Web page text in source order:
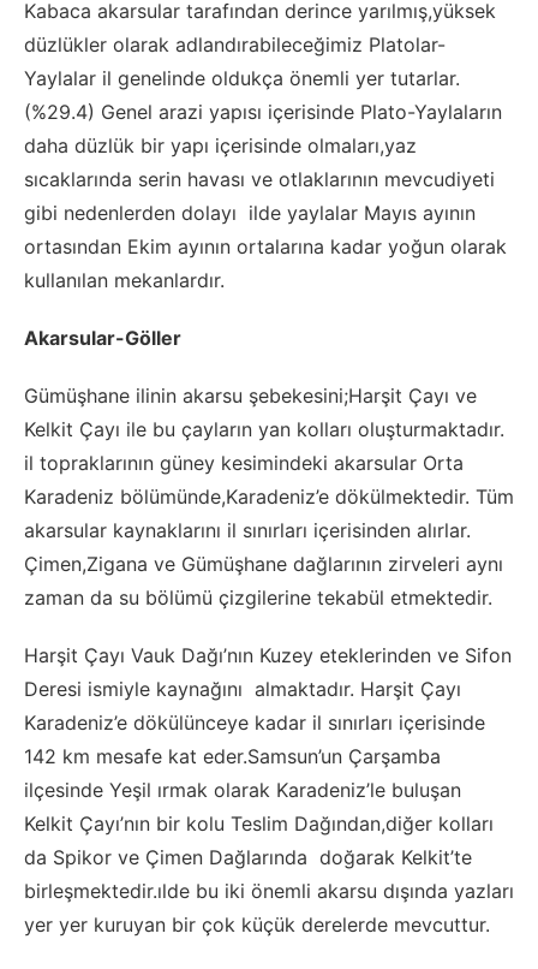
Kabaca akarsular tarafından derince yarılmış,yüksek
düzlükler olarak adlandırabileceğimiz Platolar-
Yaylalar il genelinde oldukça önemli yer tutarlar.
(%29.4) Genel arazi yapısı içerisinde Plato-Yaylaların
daha düzlük bir yapı içerisinde olmaları,yaz
sıcaklarında serin havası ve otlaklarının mevcudiyeti
gibi nedenlerden dolayı ilde yaylalar Mayıs ayının
ortasından Ekim ayının ortalarına kadar yoğun olarak
kullanılan mekanlardır.
Akarsular-Göller
Gümüşhane ilinin akarsu şebekesini;Harşit Çayı ve
Kelkit Çayı ile bu çayların yan kolları oluşturmaktadır.
il topraklarının güney kesimindeki akarsular Orta
Karadeniz bölümünde,Karadeniz’e dökülmektedir. Tüm
akarsular kaynaklarını il sınırları içerisinden alırlar.
Çimen,Zigana ve Gümüşhane dağlarının zirveleri aynı
zaman da su bölümü çizgilerine tekabül etmektedir.
Harşit Çayı Vauk Dağı’nın Kuzey eteklerinden ve Sifon
Deresi ismiyle kaynağını almaktadır. Harşit Çayı
Karadeniz’e dökülünceye kadar il sınırları içerisinde
142 km mesafe kat eder.Samsun’un Çarşamba
ilçesinde Yeşil ırmak olarak Karadeniz’le buluşan
Kelkit Çayı’nın bir kolu Teslim Dağından,diğer kolları
da Spikor ve Çimen Dağlarında doğarak Kelkit’te
birleşmektedir.ılde bu iki önemli akarsu dışında yazları
yer yer kuruyan bir çok küçük derelerde mevcuttur.